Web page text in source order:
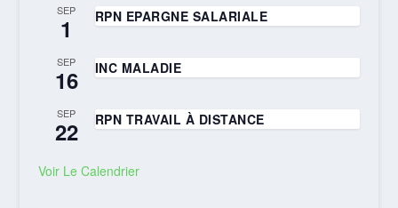
SEP
1 RPN EPARGNE SALARIALE
SEP
16 INC MALADIE
SEP
22 RPN TRAVAIL À DISTANCE
Voir Le Calendrier